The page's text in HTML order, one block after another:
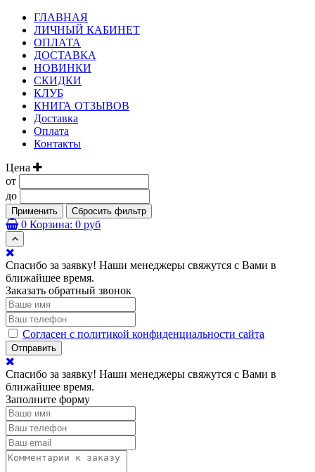
ГЛАВНАЯ
ЛИЧНЫЙ КАБИНЕТ
ОПЛАТА
ДОСТАВКА
НОВИНКИ
СКИДКИ
КЛУБ
КНИГА ОТЗЫВОВ
Доставка
Оплата
Контакты
Цена
от
до
Применить Сбросить фильтр
0 Корзина: 0 руб
Спасибо за заявку! Наши менеджеры свяжутся с Вами в
ближайшее время.
Заказать обратный звонок
Согласен с политикой конфиденциальности сайта
Отправить
Спасибо за заявку! Наши менеджеры свяжутся с Вами в
ближайшее время.
Заполните форму